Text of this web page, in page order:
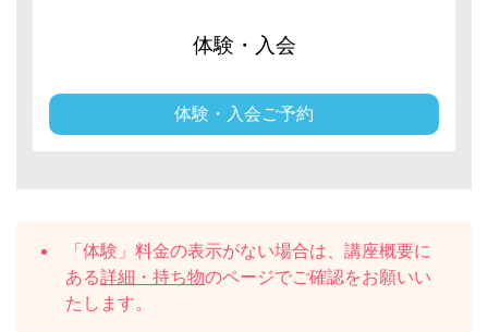
体験・入会
体験・入会ご予約
「体験」料金の表示がない場合は、講座概要に
ある詳細・持ち物のページでご確認をお願いい
たします。